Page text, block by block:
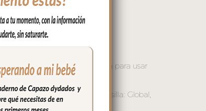
y atemporal.
entera y te queda la funda para usar
modelos de sacos para silla: Global,
su silla.